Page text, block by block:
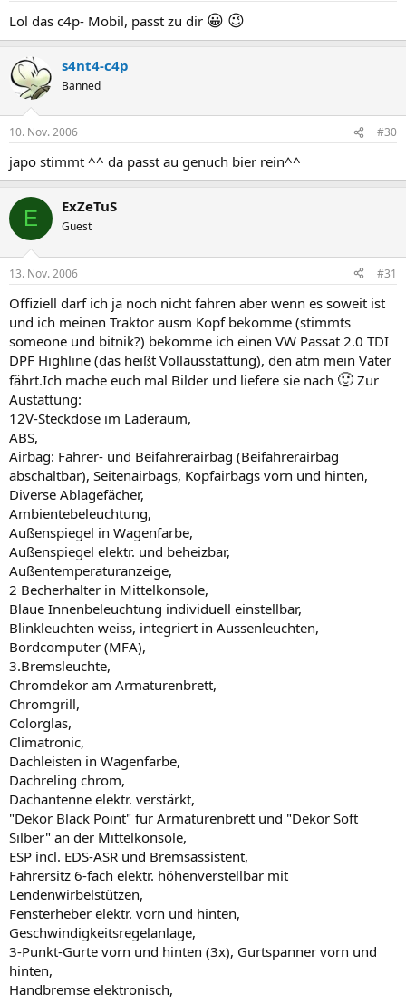
Lol das c4p- Mobil, passt zu dir 😀 😉
s4nt4-c4p
Banned
10. Nov. 2006 #30
japo stimmt ^^ da passt au genuch bier rein^^
E ExZeTuS
Guest
13. Nov. 2006 #31
Offiziell darf ich ja noch nicht fahren aber wenn es soweit ist
und ich meinen Traktor ausm Kopf bekomme (stimmts
someone und bitnik?) bekomme ich einen VW Passat 2.0 TDI
DPF Highline (das heißt Vollausstattung), den atm mein Vater
fährt.Ich mache euch mal Bilder und liefere sie nach 🙂 Zur
Austattung:
12V-Steckdose im Laderaum,
ABS,
Airbag: Fahrer- und Beifahrerairbag (Beifahrerairbag
abschaltbar), Seitenairbags, Kopfairbags vorn und hinten,
Diverse Ablagefächer,
Ambientebeleuchtung,
Außenspiegel in Wagenfarbe,
Außenspiegel elektr. und beheizbar,
Außentemperaturanzeige,
2 Becherhalter in Mittelkonsole,
Blaue Innenbeleuchtung individuell einstellbar,
Blinkleuchten weiss, integriert in Aussenleuchten,
Bordcomputer (MFA),
3.Bremsleuchte,
Chromdekor am Armaturenbrett,
Chromgrill,
Colorglas,
Climatronic,
Dachleisten in Wagenfarbe,
Dachreling chrom,
Dachantenne elektr. verstärkt,
"Dekor Black Point" für Armaturenbrett und "Dekor Soft
Silber" an der Mittelkonsole,
ESP incl. EDS-ASR und Bremsassistent,
Fahrersitz 6-fach elektr. höhenverstellbar mit
Lendenwirbelstützen,
Fensterheber elektr. vorn und hinten,
Geschwindigkeitsregelanlage,
3-Punkt-Gurte vorn und hinten (3x), Gurtspanner vorn und
hinten,
Handbremse elektronisch,